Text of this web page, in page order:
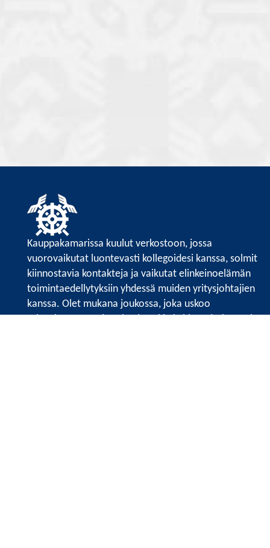
Kauppakamarissa kuulut verkostoon, jossa
vuorovaikutat luontevasti kollegoidesi kanssa, solmit
kiinnostavia kontakteja ja vaikutat elinkeinoelämän
toimintaedellytyksiin yhdessä muiden yritysjohtajien
kanssa. Olet mukana joukossa, joka uskoo